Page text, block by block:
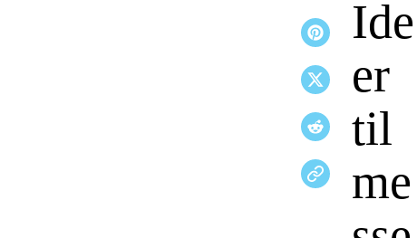
Ide
er
til
me